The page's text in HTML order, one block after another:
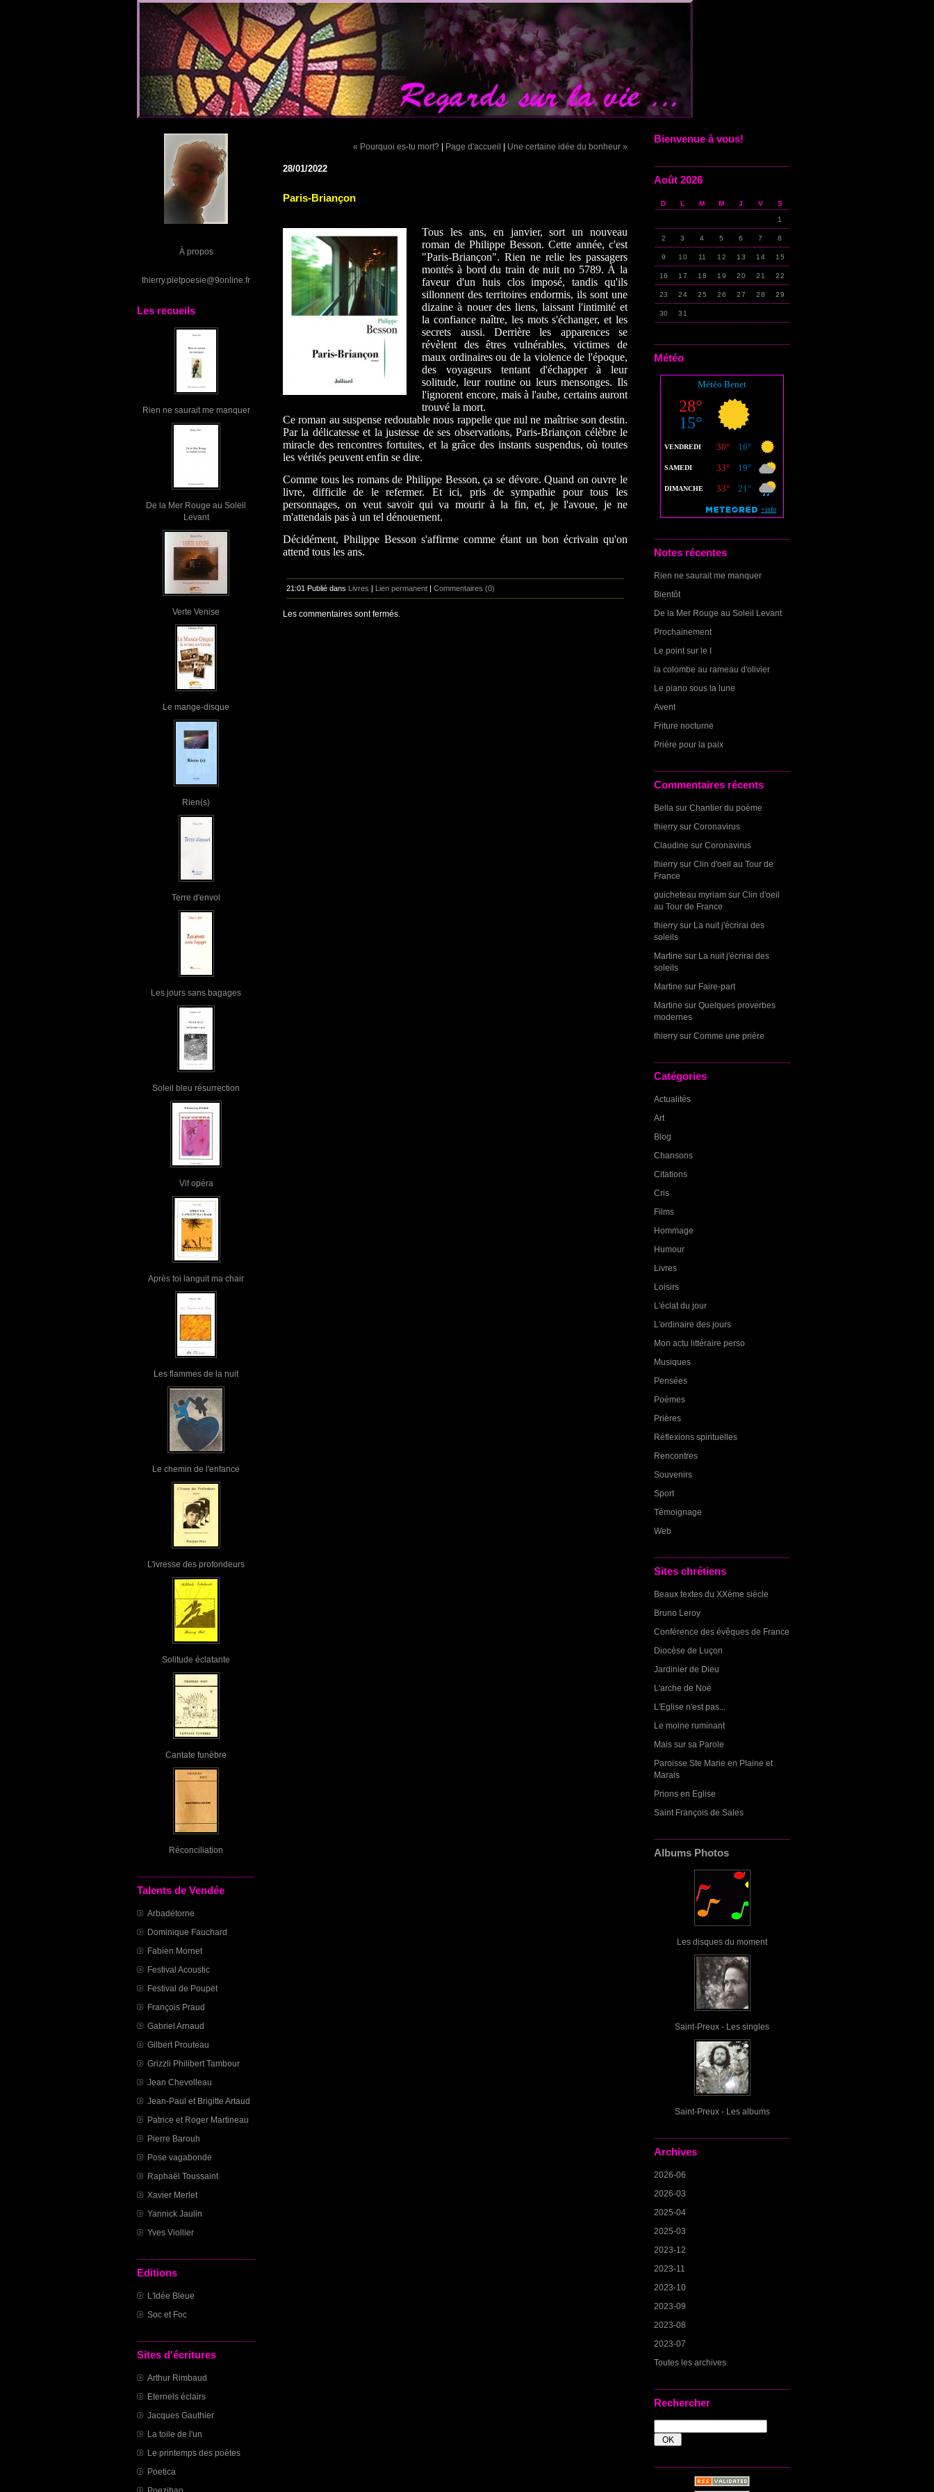
À propos
thierry.pietpoesie@9online.fr
Les recueils
Rien ne saurait me manquer
De la Mer Rouge au Soleil
Levant
Verte Venise
Le mange-disque
Rien(s)
Terre d'envol
Les jours sans bagages
Soleil bleu résurrection
Vif opéra
Après toi languit ma chair
Les flammes de la nuit
Le chemin de l'enfance
L'ivresse des profondeurs
Solitude éclatante
Cantate funèbre
Réconciliation
Talents de Vendée
Arbadétorne
Dominique Fauchard
Fabien Mornet
Festival Acoustic
Festival de Poupet
François Praud
Gabriel Arnaud
Gilbert Prouteau
Grizzli Philibert Tambour
Jean Chevolleau
Jean-Paul et Brigitte Artaud
Patrice et Roger Martineau
Pierre Barouh
Pose vagabonde
Raphaël Toussaint
Xavier Merlet
Yannick Jaulin
Yves Viollier
Editions
L'Idée Bleue
Soc et Foc
Sites d'écritures
Arthur Rimbaud
Eternels éclairs
Jacques Gauthier
La toile de l'un
Le printemps des poètes
Poetica
Bienvenue à vous!
Août 2026
D L M M J V S
1
2 3 4 5 6 7 8
9 10 11 12 13 14 15
16 17 18 19 20 21 22
23 24 25 26 27 28 29
30 31
Météo
Notes récentes
Rien ne saurait me manquer
Bientôt
De la Mer Rouge au Soleil Levant
Prochainement
Le point sur le I
la colombe au rameau d'olivier
Le piano sous la lune
Avent
Friture nocturne
Prière pour la paix
Commentaires récents
Bella sur Chantier du poème
thierry sur Coronavirus
Claudine sur Coronavirus
thierry sur Clin d'oeil au Tour de
France
guicheteau myriam sur Clin d'oeil
au Tour de France
thierry sur La nuit j'écrirai des
soleils
Martine sur La nuit j'écrirai des
soleils
Martine sur Faire-part
Martine sur Quelques proverbes
modernes
thierry sur Comme une prière
Catégories
Actualités
Art
Blog
Chansons
Citations
Cris
Films
Hommage
Humour
Livres
Loisirs
L'éclat du jour
L'ordinaire des jours
Mon actu littéraire perso
Musiques
Pensées
Poèmes
Prières
Réflexions spirituelles
Rencontres
Souvenirs
Sport
Témoignage
Web
Sites chrétiens
Beaux textes du XXème siècle
Bruno Leroy
Conférence des évêques de France
Diocèse de Luçon
Jardinier de Dieu
L'arche de Noë
L'Eglise n'est pas...
Le moine ruminant
Mais sur sa Parole
Paroisse Ste Marie en Plaine et
Marais
Prions en Eglise
Saint François de Sales
Albums Photos
Les disques du moment
Saint-Preux - Les singles
Saint-Preux - Les albums
Archives
2026-06
2026-03
2025-04
2025-03
2023-12
2023-11
2023-10
2023-09
2023-08
2023-07
Toutes les archives
Rechercher
« Pourquoi es-tu mort? | Page d'accueil | Une certaine idée du bonheur »
28/01/2022
Paris-Briançon
Tous les ans, en janvier, sort un nouveau
roman de Philippe Besson. Cette année, c'est
"Paris-Briançon". Rien ne relie les passagers
montés à bord du train de nuit no 5789. À la
faveur d'un huis clos imposé, tandis qu'ils
sillonnent des territoires endormis, ils sont une
dizaine à nouer des liens, laissant l'intimité et
la confiance naître, les mots s'échanger, et les
secrets aussi. Derrière les apparences se
révèlent des êtres vulnérables, victimes de
maux ordinaires ou de la violence de l'époque,
des voyageurs tentant d'échapper à leur
solitude, leur routine ou leurs mensonges. Ils
l'ignorent encore, mais à l'aube, certains auront
trouvé la mort.
Ce roman au suspense redoutable nous rappelle que nul ne maîtrise son destin.
Par la délicatesse et la justesse de ses observations, Paris-Briançon célèbre le
miracle des rencontres fortuites, et la grâce des instants suspendus, où toutes
les vérités peuvent enfin se dire.
Comme tous les romans de Philippe Besson, ça se dévore. Quand on ouvre le
livre, difficile de le refermer. Et ici, pris de sympathie pour tous les
personnages, on veut savoir qui va mourir à la fin, et, je l'avoue, je ne
m'attendais pas à un tel dénouement.
Décidément, Philippe Besson s'affirme comme étant un bon écrivain qu'on
attend tous les ans.
21:01 Publié dans Livres | Lien permanent | Commentaires (0)
Les commentaires sont fermés.